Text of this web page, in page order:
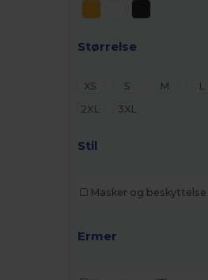
Størrelse
XS S M L
2XL
3XL
Stil
Masker og beskyttelse
Ermer